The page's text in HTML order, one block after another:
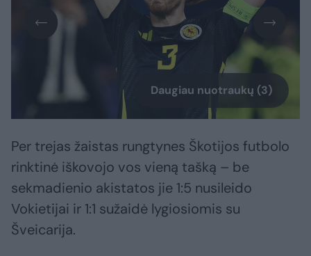
Daugiau nuotraukų (3)
Per trejas žaistas rungtynes Škotijos futbolo
rinktinė iškovojo vos vieną tašką – be
sekmadienio akistatos jie 1:5 nusileido
Vokietijai ir 1:1 sužaidė lygiosiomis su
Šveicarija.